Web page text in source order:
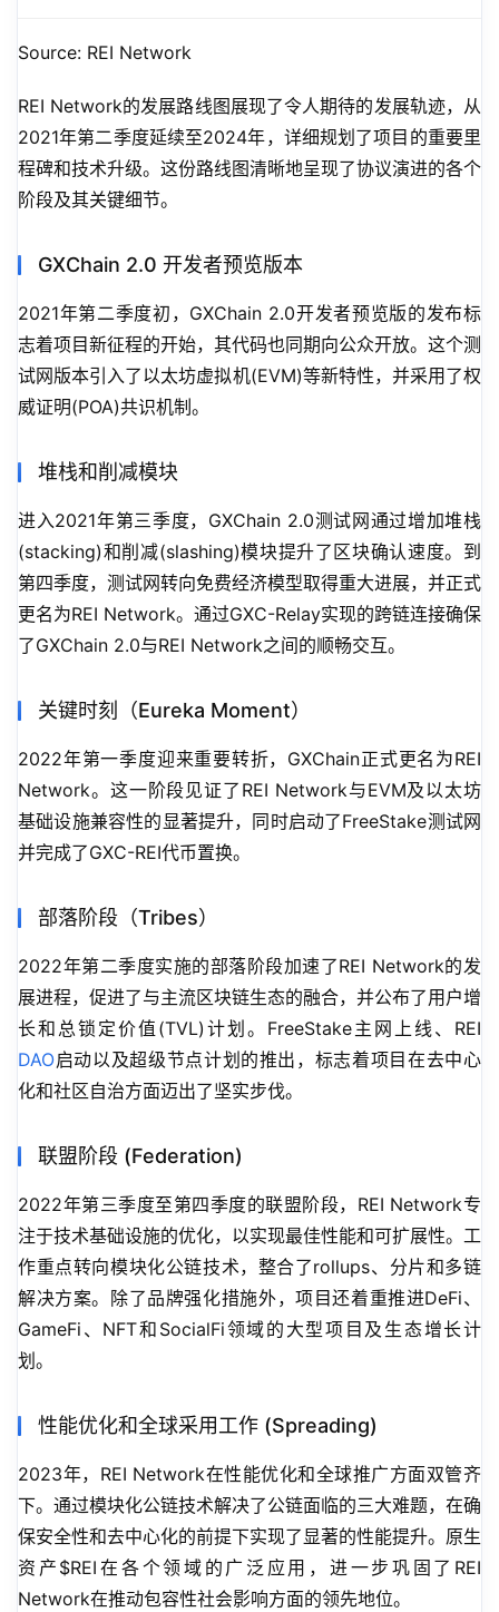
Source: REI Network
REI Network的发展路线图展现了令人期待的发展轨迹，从
2021年第二季度延续至2024年，详细规划了项目的重要里
程碑和技术升级。这份路线图清晰地呈现了协议演进的各个
阶段及其关键细节。
GXChain 2.0 开发者预览版本
2021年第二季度初，GXChain 2.0开发者预览版的发布标
志着项目新征程的开始，其代码也同期向公众开放。这个测
试网版本引入了以太坊虚拟机(EVM)等新特性，并采用了权
威证明(POA)共识机制。
堆栈和削减模块
进入2021年第三季度，GXChain 2.0测试网通过增加堆栈
(stacking)和削减(slashing)模块提升了区块确认速度。到
第四季度，测试网转向免费经济模型取得重大进展，并正式
更名为REI Network。通过GXC-Relay实现的跨链连接确保
了GXChain 2.0与REI Network之间的顺畅交互。
关键时刻（Eureka Moment）
2022年第一季度迎来重要转折，GXChain正式更名为REI
Network。这一阶段见证了REI Network与EVM及以太坊
基础设施兼容性的显著提升，同时启动了FreeStake测试网
并完成了GXC-REI代币置换。
部落阶段（Tribes）
2022年第二季度实施的部落阶段加速了REI Network的发
展进程，促进了与主流区块链生态的融合，并公布了用户增
DAO启动以及超级节点计划的推出，标志着项目在去中心
化和社区自治方面迈出了坚实步伐。
联盟阶段 (Federation)
2022年第三季度至第四季度的联盟阶段，REI Network专
注于技术基础设施的优化，以实现最佳性能和可扩展性。工
作重点转向模块化公链技术，整合了rollups、分片和多链
解决方案。除了品牌强化措施外，项目还着重推进DeFi、
GameFi、NFT和SocialFi领域的大型项目及生态增长计
划。
性能优化和全球采用工作 (Spreading)
2023年，REI Network在性能优化和全球推广方面双管齐
下。通过模块化公链技术解决了公链面临的三大难题，在确
保安全性和去中心化的前提下实现了显著的性能提升。原生
资产$REI在各个领域的广泛应用，进一步巩固了REI
Network在推动包容性社会影响方面的领先地位。